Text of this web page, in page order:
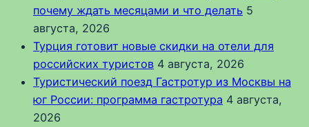
почему ждать месяцами и что делать 5
августа, 2026
Турция готовит новые скидки на отели для
российских туристов 4 августа, 2026
Туристический поезд Гастротур из Москвы на
юг России: программа гастротура 4 августа,
2026